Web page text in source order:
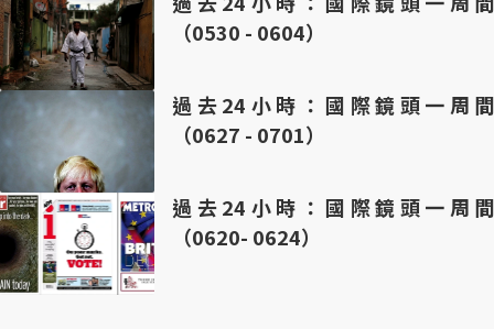
（0530 - 0604）
過去24小時：國際鏡頭一周間
（0627 - 0701）
過去24小時：國際鏡頭一周間
（0620- 0624）